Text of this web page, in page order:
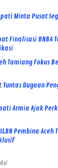
Minta Pusat
Finalisasi BNBA
Tamiang Fokus
Tuntas Dugaan
Armia Ajak
Pembina Aceh